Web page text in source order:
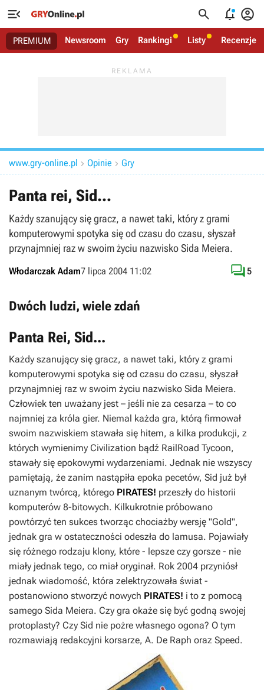
   
PREMIUM Newsroom Gry Rankingi Listy Recenzje
www.gry-online.pl  Opinie  Gry
Panta rei, Sid...
Każdy szanujący się gracz, a nawet taki, który z grami
komputerowymi spotyka się od czasu do czasu, słyszał
przynajmniej raz w swoim życiu nazwisko Sida Meiera.
Włodarczak Adam7 lipca 2004 11:02 5
Dwóch ludzi, wiele zdań
Panta Rei, Sid...
Każdy szanujący się gracz, a nawet taki, który z grami
komputerowymi spotyka się od czasu do czasu, słyszał
przynajmniej raz w swoim życiu nazwisko Sida Meiera.
Człowiek ten uważany jest – jeśli nie za cesarza – to co
najmniej za króla gier. Niemal każda gra, którą firmował
swoim nazwiskiem stawała się hitem, a kilka produkcji, z
których wymienimy Civilization bądź RailRoad Tycoon,
stawały się epokowymi wydarzeniami. Jednak nie wszyscy
pamiętają, że zanim nastąpiła epoka pecetów, Sid już był
uznanym twórcą, którego PIRATES! przeszły do historii
komputerów 8-bitowych. Kilkukrotnie próbowano
powtórzyć ten sukces tworząc chociażby wersję "Gold",
jednak gra w ostateczności odeszła do lamusa. Pojawiały
się różnego rodzaju klony, które - lepsze czy gorsze - nie
miały jednak tego, co miał oryginał. Rok 2004 przyniósł
jednak wiadomość, która zelektryzowała świat -
postanowiono stworzyć nowych PIRATES! i to z pomocą
samego Sida Meiera. Czy gra okaże się być godną swojej
protoplasty? Czy Sid nie pożre własnego ogona? O tym
rozmawiają redakcyjni korsarze, A. De Raph oraz Speed.